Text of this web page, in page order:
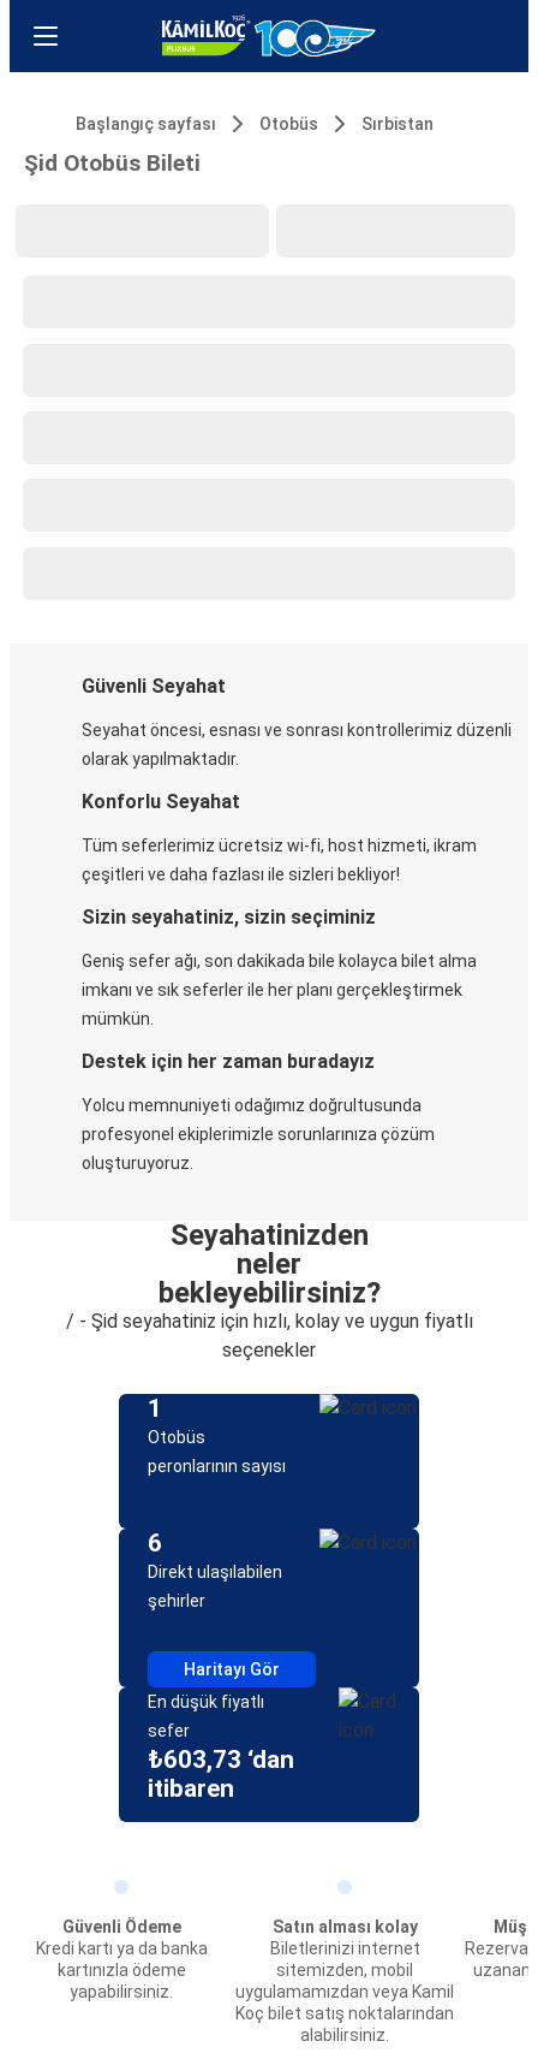
Başlangıç sayfası Otobüs Sırbistan
Şid Otobüs Bileti
Güvenli Seyahat
Seyahat öncesi, esnası ve sonrası kontrollerimiz düzenli
olarak yapılmaktadır.
Konforlu Seyahat
Tüm seferlerimiz ücretsiz wi-fi, host hizmeti, ikram
çeşitleri ve daha fazlası ile sizleri bekliyor!
Sizin seyahatiniz, sizin seçiminiz
Geniş sefer ağı, son dakikada bile kolayca bilet alma
imkanı ve sık seferler ile her planı gerçekleştirmek
mümkün.
Destek için her zaman buradayız
Yolcu memnuniyeti odağımız doğrultusunda
profesyonel ekiplerimizle sorunlarınıza çözüm
oluşturuyoruz.
Seyahatinizden
neler
bekleyebilirsiniz?
/ - Şid seyahatiniz için hızlı, kolay ve uygun fiyatlı
seçenekler
1
Otobüs
peronlarının sayısı
6
Direkt ulaşılabilen
şehirler
Haritayı Gör
En düşük fiyatlı
sefer
₺603,73 ‘dan
itibaren
Güvenli Ödeme
Kredi kartı ya da banka
kartınızla ödeme
yapabilirsiniz.
Satın alması kolay
Biletlerinizi internet
sitemizden, mobil
uygulamamızdan veya Kamil
Koç bilet satış noktalarından
alabilirsiniz.
uzanan